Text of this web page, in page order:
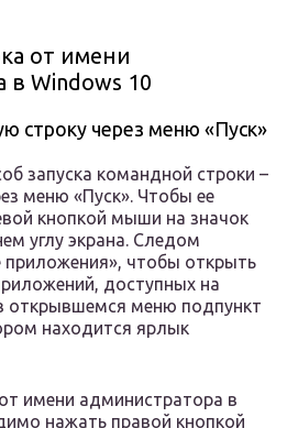
от имени
в Windows 10
строку через меню «Пуск»
запуска командной строки –
меню «Пуск». Чтобы ее
кнопкой мыши на значок
углу экрана. Следом
приложения», чтобы открыть
доступных на
открывшемся меню подпункт
находится ярлык
имени администратора в
нажать правой кнопкой